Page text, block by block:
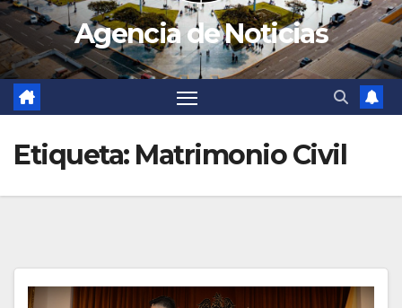
Agencia de Noticias
Etiqueta: Matrimonio Civil